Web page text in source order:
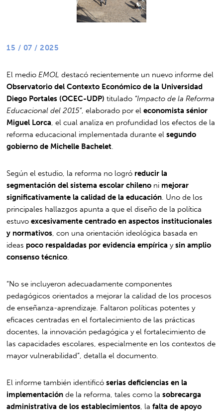
15 / 07 / 2025
El medio EMOL destacó recientemente un nuevo informe del
Observatorio del Contexto Económico de la Universidad
Diego Portales (OCEC-UDP) titulado “Impacto de la Reforma
Educacional del 2015”, elaborado por eleconomista sénior
Miguel Lorca , el cual analiza en profundidad los efectos de la
reforma educacional implementada durante elsegundo
gobierno de Michelle Bachelet
Según el estudio, la reforma no logró reducir la
segmentación del sistema escolar chileno ni mejorar
significativamente la calidad de la educación . Uno de los
principales hallazgos apunta a que el diseño de la política
estuvoexcesivamente centrado en aspectos institucionales
y normativos , con una orientación ideológica basada en
ideas poco respaldadas por evidencia empírica ysin amplio
consenso técnico
“No se incluyeron adecuadamente componentes
pedagógicos orientados a mejorar la calidad de los procesos
de enseñanza-aprendizaje. Faltaron políticas potentes y
eficaces centradas en el fortalecimiento de las prácticas
docentes, la innovación pedagógica y el fortalecimiento de
las capacidades escolares, especialmente en los contextos de
mayor vulnerabilidad”, detalla el documento.
El informe también identificóserias deficiencias en la
implementación de la reforma, tales como lasobrecarga
administrativa de los establecimientos , lafalta de apoyo